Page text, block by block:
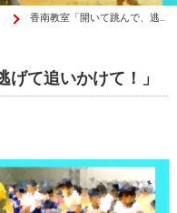
香南教室「開いて跳んで、逃げて追いかけて！」
て追いかけて！」